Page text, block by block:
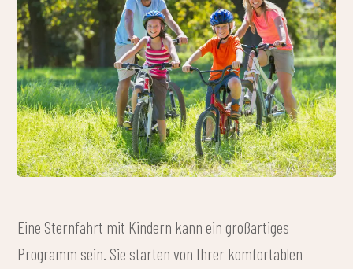
Eine Sternfahrt mit Kindern kann ein großartiges
Programm sein. Sie starten von Ihrer komfortablen